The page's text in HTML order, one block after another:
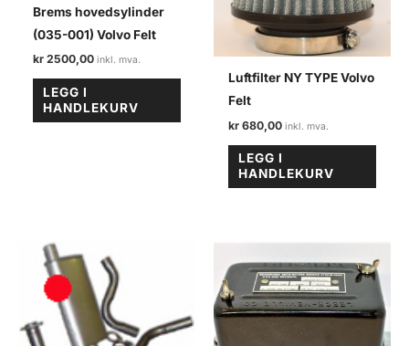
Brems hovedsylinder
(035-001) Volvo Felt
kr 2500,00
LEGG I
HANDLEKURV
Luftfilter NY TYPE Volvo
Felt
kr 680,00
LEGG I
HANDLEKURV